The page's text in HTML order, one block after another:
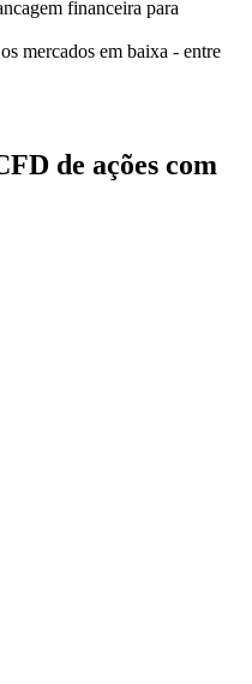
financeira para
mercados em baixa - entre
de ações com